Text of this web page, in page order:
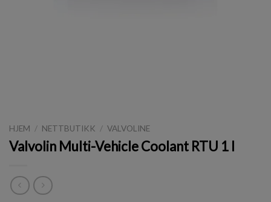
HJEM / NETTBUTIKK / VALVOLINE
Valvolin Multi-Vehicle Coolant RTU 1 l